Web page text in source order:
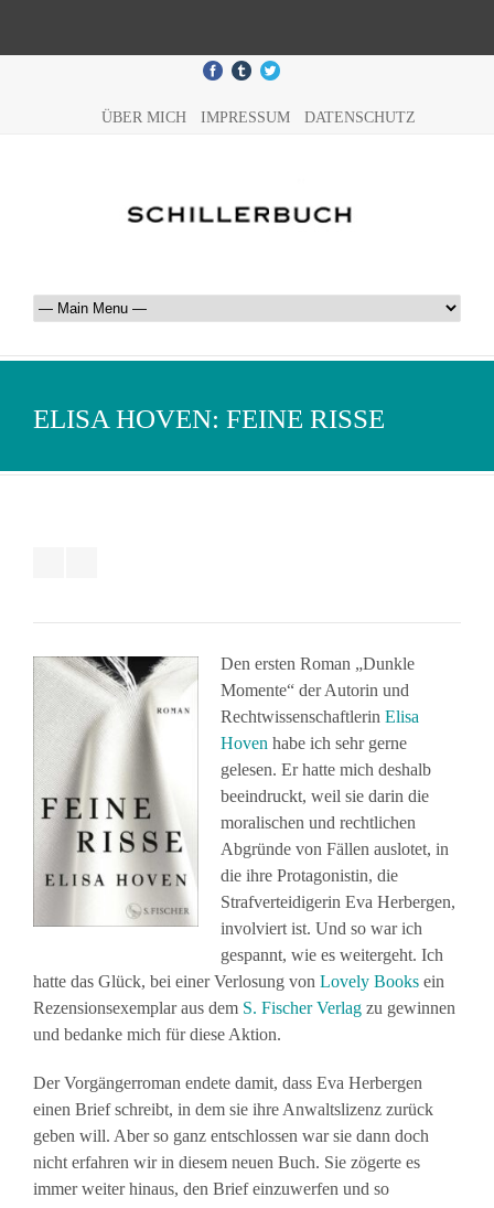
ÜBER MICH IMPRESSUM DATENSCHUTZ
ELISA HOVEN: FEINE RISSE
Den ersten Roman „Dunkle
Momente“ der Autorin und
Rechtwissenschaftlerin Elisa
Hoven habe ich sehr gerne
gelesen. Er hatte mich deshalb
beeindruckt, weil sie darin die
moralischen und rechtlichen
Abgründe von Fällen auslotet, in
die ihre Protagonistin, die
Strafverteidigerin Eva Herbergen,
involviert ist. Und so war ich
gespannt, wie es weitergeht. Ich
hatte das Glück, bei einer Verlosung von Lovely Books ein
Rezensionsexemplar aus dem S. Fischer Verlag zu gewinnen
und bedanke mich für diese Aktion.
Der Vorgängerroman endete damit, dass Eva Herbergen
einen Brief schreibt, in dem sie ihre Anwaltslizenz zurück
geben will. Aber so ganz entschlossen war sie dann doch
nicht erfahren wir in diesem neuen Buch. Sie zögerte es
immer weiter hinaus, den Brief einzuwerfen und so